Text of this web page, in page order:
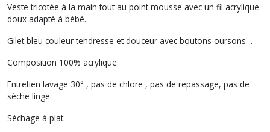
Veste tricotée à la main tout au point mousse avec un fil acrylique
doux adapté à bébé.
Gilet bleu couleur tendresse et douceur avec boutons oursons .
Composition 100% acrylique.
Entretien lavage 30° , pas de chlore , pas de repassage, pas de
sèche linge.
Séchage à plat.